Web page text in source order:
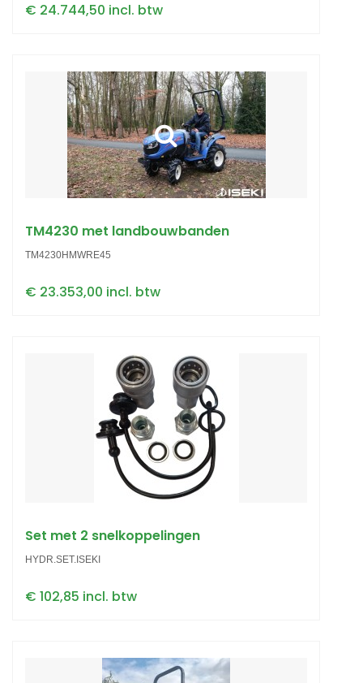
€ 24.744,50 incl. btw
TM4230 met landbouwbanden
TM4230HMWRE45
€ 23.353,00 incl. btw
Set met 2 snelkoppelingen
HYDR.SET.ISEKI
€ 102,85 incl. btw